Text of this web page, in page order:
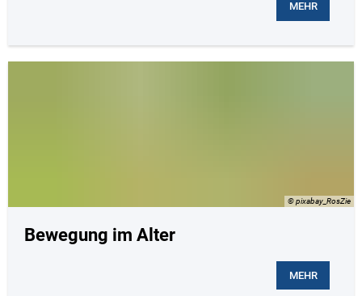
MEHR
© pixabay_RosZie
Bewegung im Alter
MEHR